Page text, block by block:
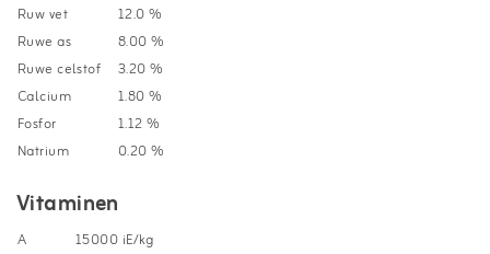
Ruw vet
12.0 %
Ruwe as
8.00 %
Ruwe celstof
3.20 %
Calcium
1.80 %
Fosfor
1.12 %
Natrium
0.20 %
Vitaminen
A
15000 iE/kg